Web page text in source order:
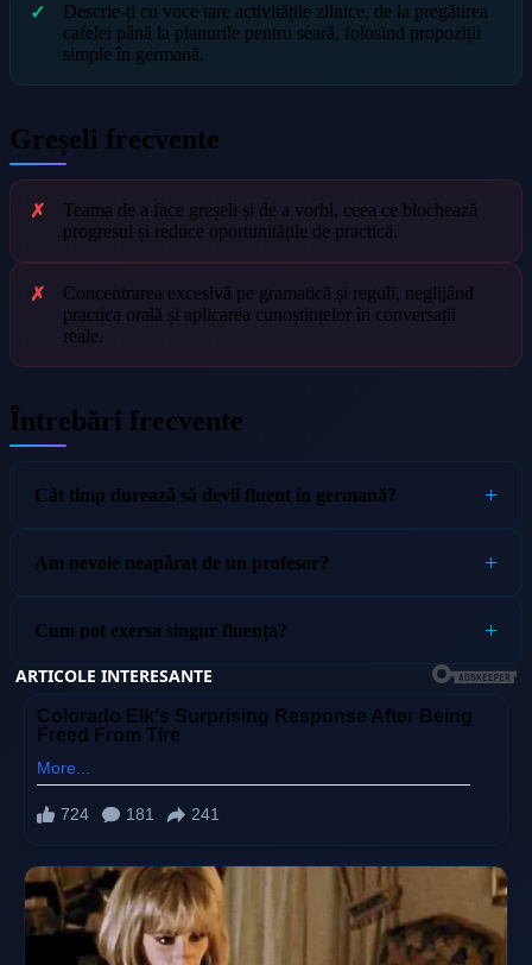
Descrie-ți cu voce tare activitățile zilnice, de la pregătirea
cafelei până la planurile pentru seară, folosind propoziții
simple în germană.
Greșeli frecvente
Teama de a face greșeli și de a vorbi, ceea ce blochează
progresul și reduce oportunitățile de practică.
Concentrarea excesivă pe gramatică și reguli, neglijând
practica orală și aplicarea cunoștințelor în conversații
reale.
Întrebări frecvente
Cât timp durează să devii fluent în germană?
Am nevoie neapărat de un profesor?
Cum pot exersa singur fluența?